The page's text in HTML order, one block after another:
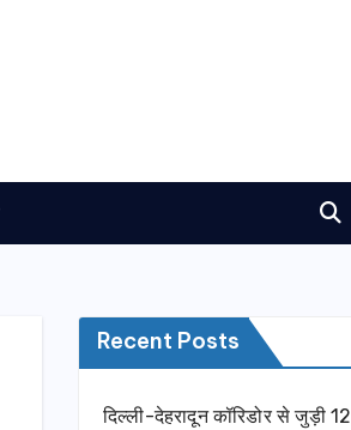
Recent Posts
दिल्ली-देहरादून कॉरिडोर से जुड़ी 12